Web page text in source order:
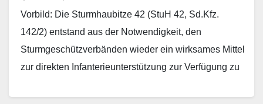
Vorbild: Die Sturmhaubitze 42 (StuH 42, Sd.Kfz.
142/2) entstand aus der Notwendigkeit, den
Sturmgeschützverbänden wieder ein wirksames Mittel
zur direkten Infanterieunterstützung zur Verfügung zu